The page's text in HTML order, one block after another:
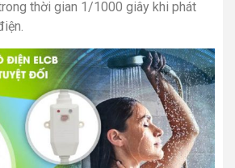
thời gian 1/1000 giây khi phát